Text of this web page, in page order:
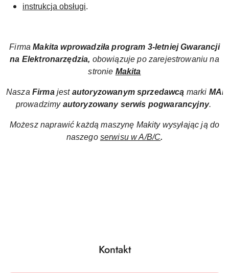
instrukcja obsługi.
Firma Makita wprowadziła program 3-letniej Gwarancji
na Elektronarzędzia, obowiązuje po zarejestrowaniu na
stronie Makita
Nasza Firmajest autoryzowanym sprzedawcą marki
prowadzimy autoryzowany serwis pogwarancyjny.
Możesz naprawić każdą maszynę Makity wysyłając ją do
naszego serwisu w A/B/C.
Kontakt